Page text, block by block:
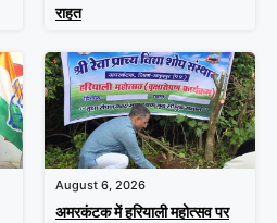
राहत
August 6, 2026
अमरकंटक में हरियाली महोत्सव पर